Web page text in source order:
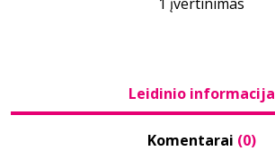
Leidinio informacija
Komentarai (0)